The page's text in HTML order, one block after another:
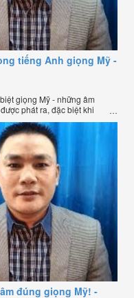
tiếng Anh giọng Mỹ -
giọng Mỹ - những âm
phát ra, đặc biệt khi
Việt Thắng, đồng sáng
trực tuyến chặt chẽ nhất
đúng giọng Mỹ! -